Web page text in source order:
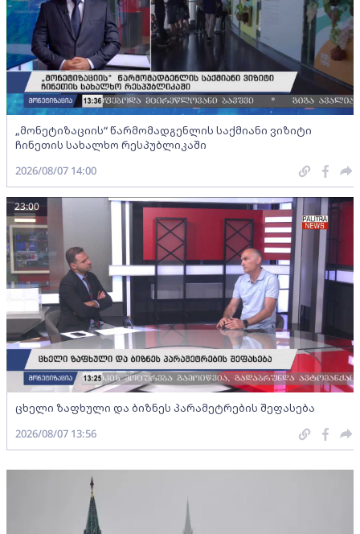
„მონეტიზაციის“ წარმომადგენლის საქმიანი ვიზიტი
ჩინეთის სახალხო რესპუბლიკაში
2026/08/07 14:00
ცხელი ზაფხული და ბიზნეს პარამეტრების შეფასება
23:00
2026/08/07 13:56